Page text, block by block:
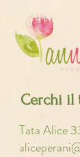
Cerchi il
Tata Alice